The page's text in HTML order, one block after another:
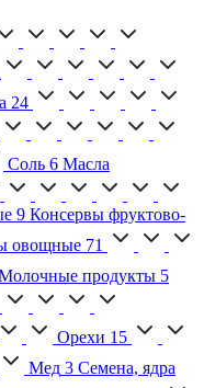
24
Соль 6 Масла
9 Консервы фруктово-
овощные 71
продукты 5
Орехи 15
Мед 3 Семена, ядра